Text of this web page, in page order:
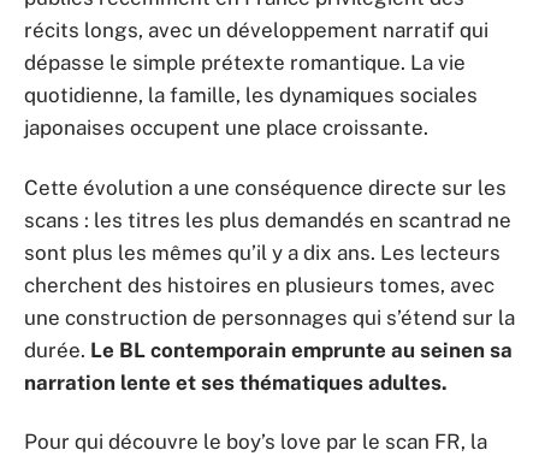
récits longs, avec un développement narratif qui
dépasse le simple prétexte romantique. La vie
quotidienne, la famille, les dynamiques sociales
japonaises occupent une place croissante.
Cette évolution a une conséquence directe sur les
scans : les titres les plus demandés en scantrad ne
sont plus les mêmes qu’il y a dix ans. Les lecteurs
cherchent des histoires en plusieurs tomes, avec
une construction de personnages qui s’étend sur la
durée. Le BL contemporain emprunte au seinen sa
narration lente et ses thématiques adultes.
Pour qui découvre le boy’s love par le scan FR, la